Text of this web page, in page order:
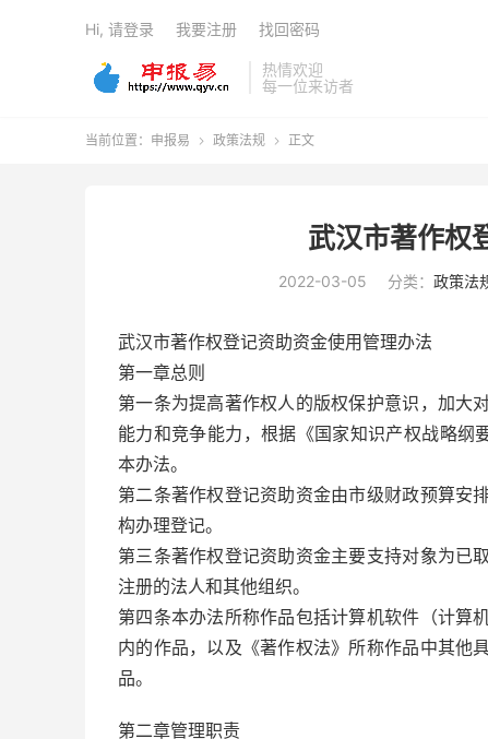
热情欢迎
每一位来访者
Hi, 请登录 我要注册 找回密码
当前位置： 申报易  政策法规  正文
武汉市著作权
2022-03-05 分类： 政策法
武汉市著作权登记资助资金使用管理办法
第一章总则
第一条为提高著作权人的版权保护意识，加大
能力和竞争能力，根据《国家知识产权战略纲
本办法。
第二条著作权登记资助资金由市级财政预算安
构办理登记。
第三条著作权登记资助资金主要支持对象为已
注册的法人和其他组织。
第四条本办法所称作品包括计算机软件（计算
内的作品，以及《著作权法》所称作品中其他
品。
第二章管理职责